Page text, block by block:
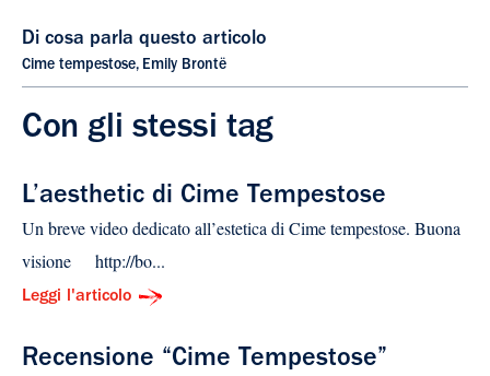
Di cosa parla questo articolo
Cime tempestose, Emily Brontë
Con gli stessi tag
L’aesthetic di Cime Tempestose
Un breve video dedicato all’estetica di Cime tempestose. Buona
visione http://bo...
Leggi l'articolo
Recensione “Cime Tempestose”